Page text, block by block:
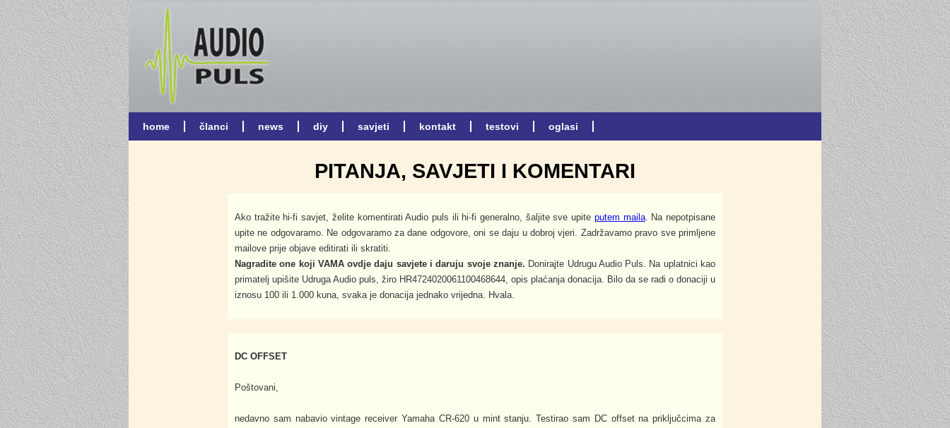
PITANJA, SAVJETI I KOMENTARI
Ako tražite hi-fi savjet, želite komentirati Audio puls ili hi-fi generalno, šaljite sve upite putem maila. Na nepotpisane
upite ne odgovaramo. Ne odgovaramo za dane odgovore, oni se daju u dobroj vjeri. Zadržavamo pravo sve primljene
mailove prije objave editirati ili skratiti.
Nagradite one koji VAMA ovdje daju savjete i daruju svoje znanje. Donirajte Udrugu Audio Puls. Na uplatnici kao
primatelj upišite Udruga Audio puls, žiro HR4724020061100468644, opis plaćanja donacija. Bilo da se radi o donaciji u
iznosu 100 ili 1.000 kuna, svaka je donacija jednako vrijedna. Hvala.
DC OFFSET
Poštovani,
nedavno sam nabavio vintage receiver Yamaha CR-620 u mint stanju. Testirao sam DC offset na priključcima za